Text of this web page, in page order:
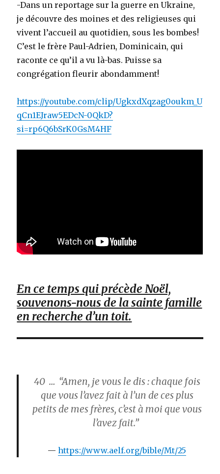
-Dans un reportage sur la guerre en Ukraine,
je découvre des moines et des religieuses qui
vivent l’accueil au quotidien, sous les bombes!
C’est le frère Paul-Adrien, Dominicain, qui
raconte ce qu’il a vu là-bas. Puisse sa
congrégation fleurir abondamment!
https://youtube.com/clip/UgkxdXqzag0oukm_U
qCn1EJraw5EDcN-0QkD?
si=rp6Q6bSrK0GsM4HF
En ce temps qui précède Noël,
souvenons-nous de la sainte famille
en recherche d’un toit.
40… “Amen, je vous le dis : chaque fois
que vous l’avez fait à l’un de ces plus
petits de mes frères, c’est à moi que vous
l’avez fait.”
https://www.aelf.org/bible/Mt/25